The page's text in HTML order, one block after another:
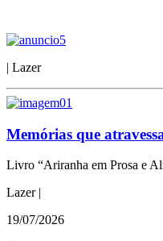
| Lazer
Memórias que
Livro “Ariranha em Prosa e
Lazer |
19/07/2026